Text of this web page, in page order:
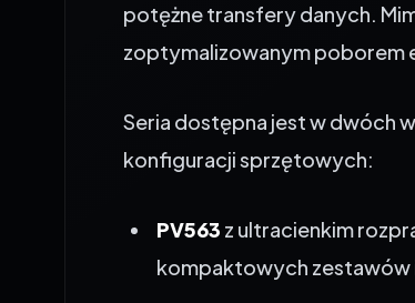
zoptymalizowanym poborem
konfiguracji sprzętowych:
kompaktowych
PV563H
z